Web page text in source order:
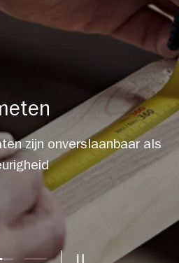
zijn onverslaanbaar als
Dia laden 2 van 3 Dia laden 3 van 3